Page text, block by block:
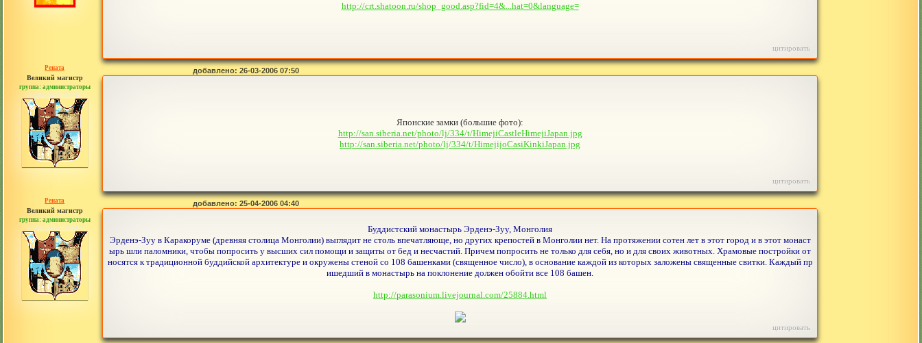
http://crt.shatoon.ru/shop_good.asp?fid=4&...hat=0&language=
цитировать
Рената
Великий магистр
группа: администраторы
сообщений: 30442
добавлено: 26-03-2006 07:50
Японские замки (большие фото):
http://san.siberia.net/photo/lj/334/t/HimejiCastleHimejiJapan.jpg
http://san.siberia.net/photo/lj/334/t/HimejijoCasiKinkiJapan.jpg
цитировать
Рената
Великий магистр
группа: администраторы
сообщений: 30442
добавлено: 25-04-2006 04:40
Буддистский монастырь Эрденэ-Зуу, Монголия
Эрденэ-Зуу в Каракоруме (древняя столица Монголии) выглядит не столь впечатляюще, но других крепостей в Монголии нет. На протяжении сотен лет в этот город и в этот монаст
ырь шли паломники, чтобы попросить у высших сил помощи и защиты от бед и несчастий. Причем попросить не только для себя, но и для своих животных. Храмовые постройки от
носятся к традиционной буддийской архитектуре и окружены стеной со 108 башенками (священное число), в основание каждой из которых заложены священные свитки. Каждый пр
ишедший в монастырь на поклонение должен обойти все 108 башен.
http://parasonium.livejournal.com/25884.html
цитировать